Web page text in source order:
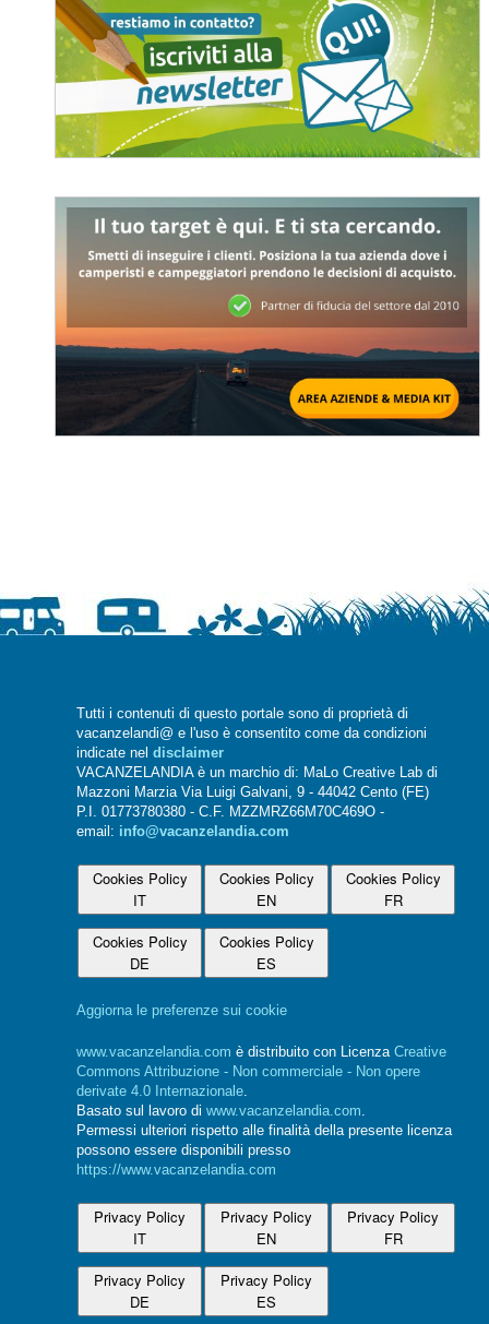
Tutti i contenuti di questo portale sono di proprietà di
vacanzelandi@ e l'uso è consentito come da condizioni
indicate nel disclaimer
VACANZELANDIA è un marchio di: MaLo Creative Lab di
Mazzoni Marzia Via Luigi Galvani, 9 - 44042 Cento (FE)
P.I. 01773780380 - C.F. MZZMRZ66M70C469O -
email: info@vacanzelandia.com
Cookies Policy
IT
Cookies Policy
EN
Cookies Policy
FR
Cookies Policy
DE
Cookies Policy
ES
Aggiorna le preferenze sui cookie
www.vacanzelandia.com è distribuito con Licenza Creative
Commons Attribuzione - Non commerciale - Non opere
derivate 4.0 Internazionale.
Basato sul lavoro di www.vacanzelandia.com.
Permessi ulteriori rispetto alle finalità della presente licenza
possono essere disponibili presso
https://www.vacanzelandia.com
Privacy Policy
IT
Privacy Policy
EN
Privacy Policy
FR
Privacy Policy
DE
Privacy Policy
ES